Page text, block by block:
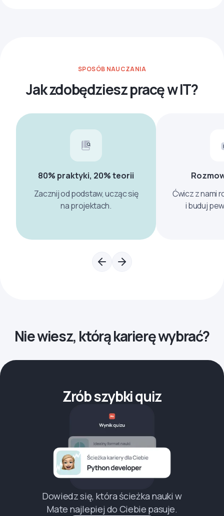
SPOSÓB NAUCZANIA
Jak zdobędziesz pracę w IT?
80% praktyki, 20% teorii
Zacznij od podstaw, ucząc się
na projektach.
Ćwicz z nami
i buduj
Nie wiesz, którą karierę wybrać?
Zrób szybki quiz
Dowiedz się, która ścieżka nauki w
Mate najlepiej do Ciebie pasuje.